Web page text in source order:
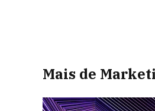
Mais de